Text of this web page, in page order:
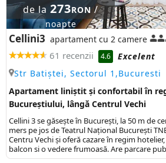
de la 273RON/
noapte
Cellini3 apartament cu 2 camere
61 recenzii 4.6
Excelent
Str Batiștei, Sectorul 1,Bucuresti
Apartament liniștit și confortabil în
Bucureștiului, lângă Centrul Vechi
Cellini 3 se găsește în București, la 50 m de
mers pe jos de Teatrul Național București
Centru Vechi și oferă cazare în regim
balcon si o vedere frumoasă. Are parcare